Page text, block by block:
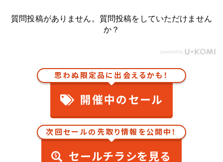
質問投稿がありません。質問投稿をしていただけません
か？
思わぬ限定品に出会えるかも！
開催中のセール
次回セールの先取り情報を公開中！
セールチラシを見る